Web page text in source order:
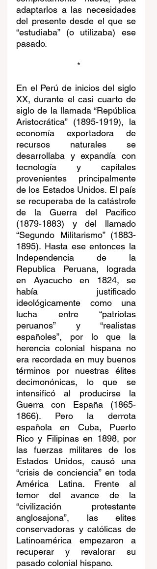
adaptarlos a las necesidades
del presente desde el que se
“estudiaba” (o utilizaba) ese
pasado.
*
En el Perú de inicios del siglo
XX, durante el casi cuarto de
siglo de la llamada “República
Aristocrática” (1895-1919), la
economía exportadora de
recursos naturales se
desarrollaba y expandía con
tecnología y capitales
provenientes principalmente
de los Estados Unidos. El país
se recuperaba de la catástrofe
de la Guerra del Pacifico
(1879-1883) y del llamado
“Segundo Militarismo” (1883-
1895). Hasta ese entonces la
Independencia de la
Republica Peruana, lograda
en Ayacucho en 1824, se
había justificado
ideológicamente como una
lucha entre “patriotas
peruanos” y “realistas
españoles”, por lo que la
herencia colonial hispana no
era recordada en muy buenos
términos por nuestras élites
decimonónicas, lo que se
intensificó al producirse la
Guerra con España (1865-
1866). Pero la derrota
española en Cuba, Puerto
Rico y Filipinas en 1898, por
las fuerzas militares de los
Estados Unidos, causó una
“crisis de conciencia” en toda
América Latina. Frente al
temor del avance de la
“civilización protestante
anglosajona”, las elites
conservadoras y católicas de
Latinoamérica empezaron a
recuperar y revalorar su
pasado colonial hispano.